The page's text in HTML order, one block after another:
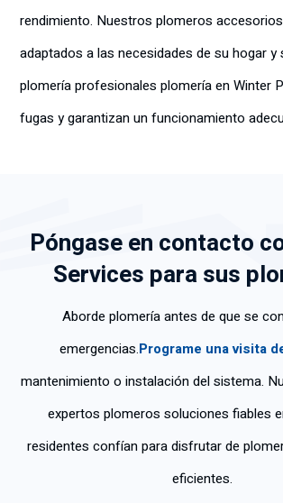
rendimiento. Nuestros plomeros
adaptados a las necesidades de su hogar y
plomería profesionales plomería en Winter
fugas y garantizan un funcionamiento
Póngase en contacto
Services para sus
Aborde plomería antes de que se
emergencias.Programe una visita
mantenimiento o instalación del sistema.
expertos plomeros soluciones fiables
residentes confían para disfrutar de
eficientes.